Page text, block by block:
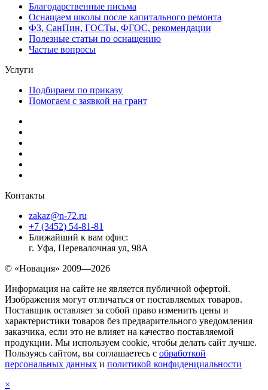
Благодарственные письма
Оснащаем школы после капитального ремонта
ФЗ, СанПин, ГОСТы, ФГОС, рекомендации
Полезные статьи по оснащению
Частые вопросы
Услуги
Подбираем по приказу
Помогаем с заявкой на грант
Контакты
zakaz@n-72.ru
+7 (3452) 54-81-81
Ближайший к вам офис:
г. Уфа, Перевалочная ул, 98А
© «Новация» 2009—2026
Информация на сайте не является публичной офертой.
Изображения могут отличаться от поставляемых товаров.
Поставщик оставляет за собой право изменить цены и
характеристики товаров без предварительного уведомления
заказчика, если это не влияет на качество поставляемой
продукции. Мы используем cookie, чтобы делать сайт лучше.
Пользуясь сайтом, вы соглашаетесь с обработкой
персональных данных и политикой конфиденциальности
×